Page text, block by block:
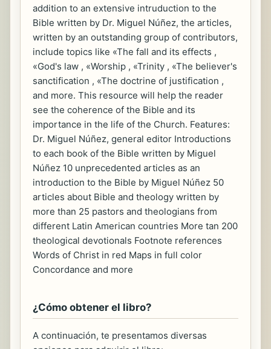
addition to an extensive intruduction to the
Bible written by Dr. Miguel Núñez, the articles,
written by an outstanding group of contributors,
include topics like «The fall and its effects ,
«God's law , «Worship , «Trinity , «The believer's
sanctification , «The doctrine of justification ,
and more. This resource will help the reader
see the coherence of the Bible and its
importance in the life of the Church. Features:
Dr. Miguel Núñez, general editor Introductions
to each book of the Bible written by Miguel
Núñez 10 unprecedented articles as an
introduction to the Bible by Miguel Núñez 50
articles about Bible and theology written by
more than 25 pastors and theologians from
different Latin American countries More tan 200
theological devotionals Footnote references
Words of Christ in red Maps in full color
Concordance and more
¿Cómo obtener el libro?
A continuación, te presentamos diversas